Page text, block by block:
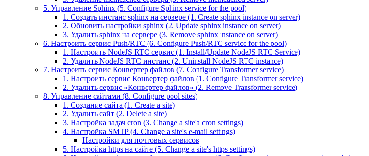
5. Управление Sphinx (5. Configure Sphinx service for the pool)
1. Создать инстанс sphinx на сервере (1. Create sphinx instance on server)
2. Обновить настройки sphinx (2. Update sphinx instance on server)
3. Удалить sphinx на сервере (3. Remove sphinx instance on server)
6. Настроить сервис Push/RTC (6. Configure Push/RTC service for the pool)
1. Настроить NodeJS RTC сервис (1. Install/Update NodeJS RTC Service)
2. Удалить NodeJS RTC инстанс (2. Uninstall NodeJS RTC instance)
7. Настроить сервис Конвертер файлов (7. Configure Transformer service)
1. Настроить сервис Конвертер файлов (1. Configure Transformer service)
2. Удалить сервис «Конвертер файлов» (2. Remove Transformer service)
8. Управление сайтами (8. Configure pool sites)
1. Создание сайта (1. Create a site)
2. Удалить сайт (2. Delete a site)
3. Настройка задач cron (3. Change a site'a cron settings)
4. Настройка SMTP (4. Change a site's e-mail settings)
Настройки для почтовых сервисов
5. Настройка https на сайте (5. Change a site's https settings)